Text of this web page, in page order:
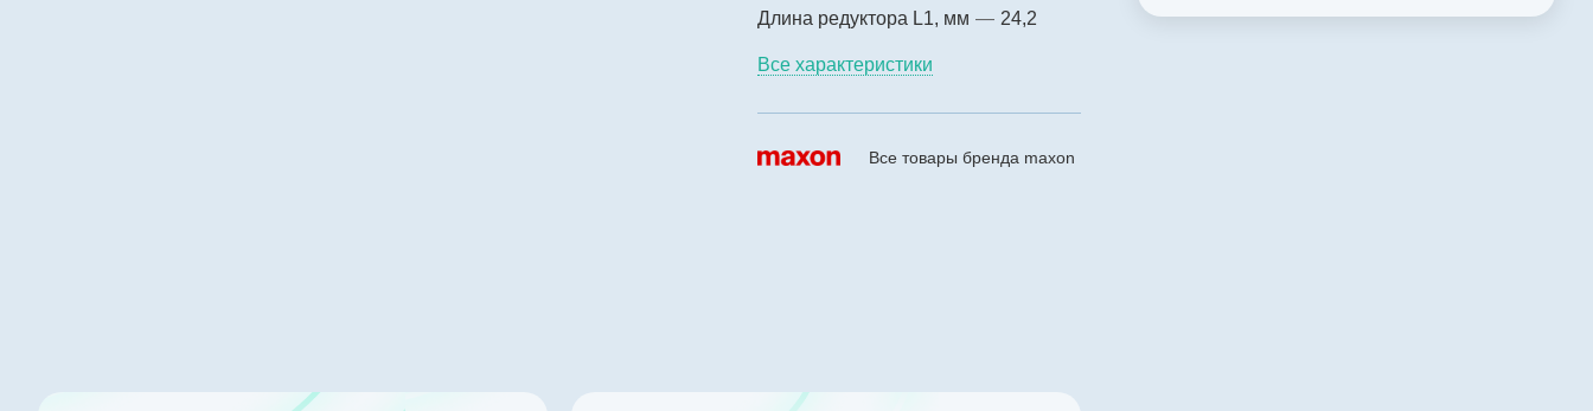
Длина редуктора L1, мм — 24,2
Все характеристики
Все товары бренда maxon